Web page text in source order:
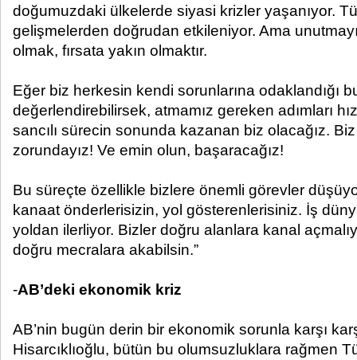
doğumuzdaki ülkelerde siyasi krizler yaşanıyor.
gelişmelerden doğrudan etkileniyor. Ama
olmak, fırsata yakın olmaktır.
Eğer biz herkesin kendi sorunlarına odaklandığı
değerlendirebilirsek, atmamız gereken adımları
sancılı sürecin sonunda kazanan biz olacağız.
zorundayız! Ve emin olun, başaracağız!
Bu süreçte özellikle bizlere önemli görevler
kanaat önderlerisizin, yol gösterenlerisiniz. İş
yoldan ilerliyor. Bizler doğru alanlara kanal
doğru mecralara akabilsin.”
-AB’deki ekonomik kriz
AB’nin bugün derin bir ekonomik sorunla karşı
Hisarcıklıoğlu, bütün bu olumsuzluklara rağmen